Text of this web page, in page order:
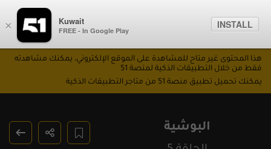
× Kuwait
FREE - In Google Play
INSTALL
البوشية
هذا المحتوى غير متاح للمشاهدة على الموقع الإلكتروني، يمكنك مشاهدته
فقط من خلال التطبيقات الذكية لمنصة 51
يمكنك تحميل تطبيق منصة 51 من متاجر التطبيقات الذكية